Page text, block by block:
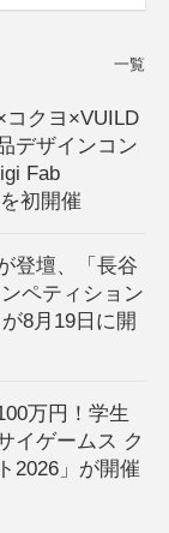
一覧
コクヨ×VUILD
デザインコン
Fab
初開催
登壇、「長谷
ペティション
8月19日に開
万円！学生
イゲームス ク
2026」が開催